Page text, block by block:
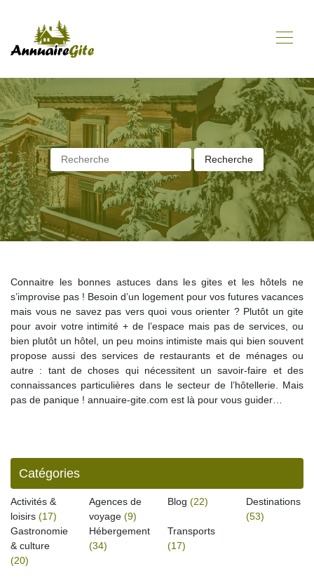
Connaitre les bonnes astuces dans les gites et les hôtels ne
s’improvise pas ! Besoin d’un logement pour vos futures vacances
mais vous ne savez pas vers quoi vous orienter ? Plutôt un gite
pour avoir votre intimité + de l’espace mais pas de services, ou
bien plutôt un hôtel, un peu moins intimiste mais qui bien souvent
propose aussi des services de restaurants et de ménages ou
autre : tant de choses qui nécessitent un savoir-faire et des
connaissances particulières dans le secteur de l’hôtellerie. Mais
pas de panique ! annuaire-gite.com est là pour vous guider…
Catégories
Activités &
loisirs (17)
Agences de
voyage (9)
Blog (22)
Destinations
(53)
Gastronomie
& culture
(20)
Hébergement
(34)
Transports
(17)